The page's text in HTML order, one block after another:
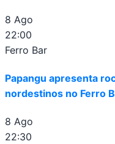
8 Ago
22:00
Ferro Bar
Papangu apresenta
nordestinos no Ferro
8 Ago
22:30